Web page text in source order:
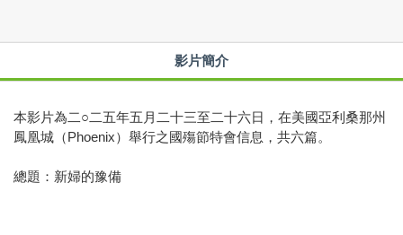
影片簡介
本影片為二○二五年五月二十三至二十六日，在美國亞利桑那州
鳳凰城（Phoenix）舉行之國殤節特會信息，共六篇。
總題：新婦的豫備